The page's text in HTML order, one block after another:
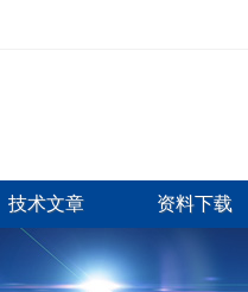
技术文章 资料下载